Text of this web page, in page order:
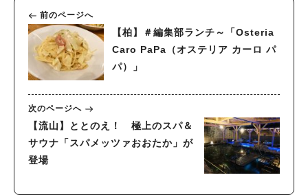
前のページへ
【柏】＃編集部ランチ～「Osteria
Caro PaPa（オステリア カーロ パ
パ）」
次のページへ
【流山】ととのえ！ 極上のスパ＆
サウナ「スパメッツァおおたか」が
登場
#ラーメン#ショッピング #カフェ #スイーツ
#イベント#公園#教えたい／教えて投稿記事
#教えたい/こんなの見つけた